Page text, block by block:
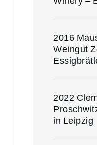
2016
Weingut
2022
in Leipzig